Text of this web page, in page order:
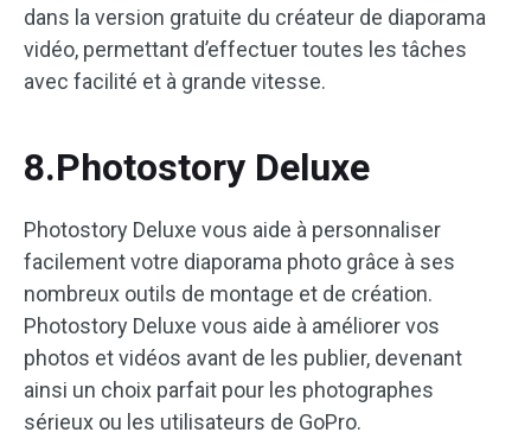
dans la version gratuite du créateur de diaporama
vidéo, permettant d’effectuer toutes les tâches
avec facilité et à grande vitesse.
8.Photostory Deluxe
Photostory Deluxe vous aide à personnaliser
facilement votre diaporama photo grâce à ses
nombreux outils de montage et de création.
Photostory Deluxe vous aide à améliorer vos
photos et vidéos avant de les publier, devenant
ainsi un choix parfait pour les photographes
sérieux ou les utilisateurs de GoPro.